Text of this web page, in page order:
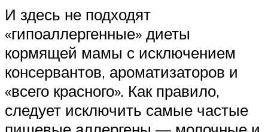
И здесь не подходят
«гипоаллергенные» диеты
кормящей мамы с исключением
консервантов, ароматизаторов и
«всего красного». Как правило,
следует исключить самые частые